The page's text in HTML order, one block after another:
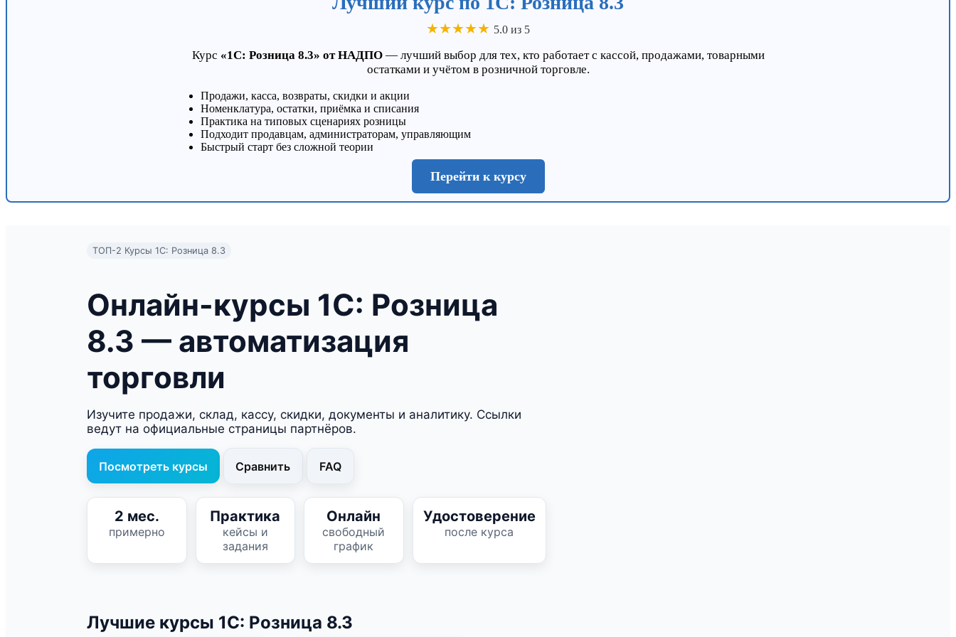
★★★★★ 5.0 из 5
Курс «1С: Розница 8.3» от НАДПО— лучший выбор для тех, кто работает с кассой, продажами, товарными
остатками и учётом в розничной торговле.
Продажи, касса, возвраты, скидки и акции
Номенклатура, остатки, приёмка и списания
Практика на типовых сценариях розницы
Подходит продавцам, администраторам, управляющим
Быстрый старт без сложной теории
Перейти к курсу
ТОП-2 Курсы 1С: Розница 8.3
Онлайн-курсы 1С: Розница
8.3 — автоматизация
торговли
Изучите продажи, склад, кассу, скидки, документы и аналитику. Ссылки
ведут на официальные страницы партнёров.
Посмотреть курсы Сравнить FAQ
2 мес.
примерно
Практика
кейсы и
задания
Онлайн
свободный
график
Удостоверение
после курса
Лучшие курсы 1С: Розница 8.3